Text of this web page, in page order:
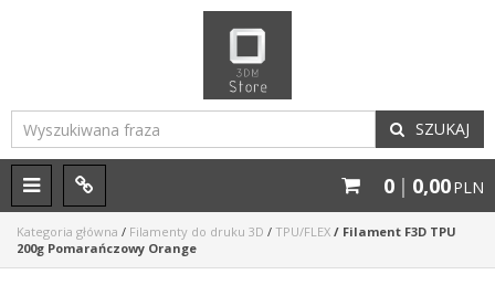
SZUKAJ
M
e
n
u
P
a
n
e
l
0 | 0,00PLN
Kategoria główna / Filamenty do druku 3D / TPU/FLEX / Filament F3D TPU
200g Pomarańczowy Orange